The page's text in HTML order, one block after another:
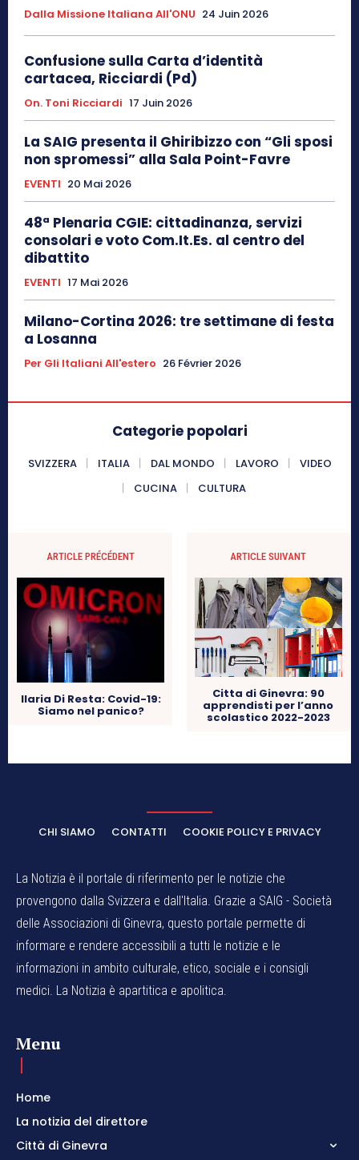
Dalla Missione Italiana All'ONU 24 Juin 2026
Confusione sulla Carta d’identità
cartacea, Ricciardi (Pd)
On. Toni Ricciardi 17 Juin 2026
La SAIG presenta il Ghiribizzo con “Gli sposi
non spromessi” alla Sala Point-Favre
EVENTI 20 Mai 2026
48ª Plenaria CGIE: cittadinanza, servizi
consolari e voto Com.It.Es. al centro del
dibattito
EVENTI 17 Mai 2026
Milano-Cortina 2026: tre settimane di festa
a Losanna
Per Gli Italiani All'estero 26 Février 2026
Categorie popolari
SVIZZERA ITALIA DAL MONDO LAVORO
VIDEO
CUCINA
CULTURA
ARTICLE PRÉCÉDENT
Ilaria Di Resta: Covid-19:
Siamo nel panico?
ARTICLE SUIVANT
Citta di Ginevra: 90
apprendisti per l’anno
scolastico 2022-2023
CHI SIAMO CONTATTI COOKIE POLICY E PRIVACY
La Notizia è il portale di riferimento per le notizie che
provengono dalla Svizzera e dall'Italia. Grazie a SAIG - Società
delle Associazioni di Ginevra, questo portale permette di
informare e rendere accessibili a tutti le notizie e le
informazioni in ambito culturale, etico, sociale e i consigli
medici. La Notizia è apartitica e apolitica.
Menu
Home
La notizia del direttore
Città di Ginevra